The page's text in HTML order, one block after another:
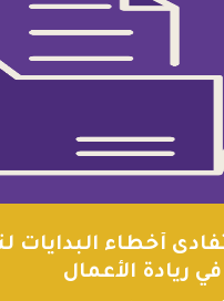
أخطاء البدايات
ريادة الأعمال